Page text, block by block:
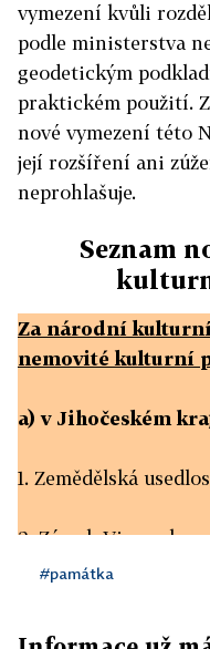
vymezení kvůli
podle ministerstva
geodetickým
praktickém použití.
nové vymezení této
její rozšíření ani
neprohlašuje.
Seznam
Za národní
nemovité kulturní
a) v Jihočeském
1. Zemědělská
2. Zámek Vimperk,
#památka